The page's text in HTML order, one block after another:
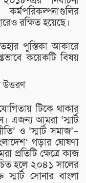
রক্ষিত হয়েছে।
পুস্তিকা আকারে
কয়েকটি বিষয়
উত্তরণ
টিকে থাকার
এজন্য আমরা ‘স্মার্ট
ও ‘স্মার্ট সমাজ’–
গড়ার ঘোষণা
প্রতিটি ক্ষেত্রে কাজ
হলে ২০৪১ সালের
স্মার্ট সোনার বাংলা